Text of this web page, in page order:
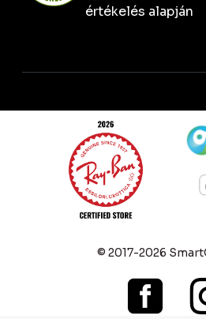
értékelés alapján
© 2017-2026